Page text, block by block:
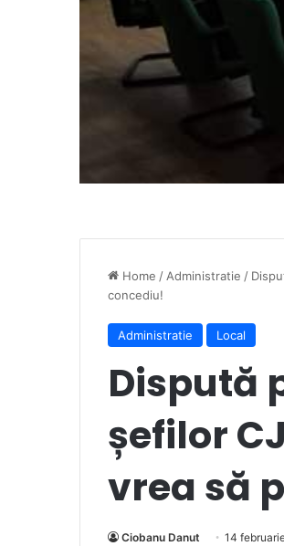
Home / Administratie /
concediu!
Administratie Local
Dispută
șefilor
vrea să
Ciobanu Danut 14